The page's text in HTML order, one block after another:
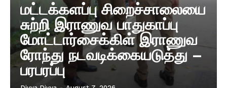
மட்டக்களப்பு சிறைச்சாலையை
சுற்றி இராணுவ பாதுகாப்பு
மோட்டார்சைக்கிள் இராணுவ
ரோந்து நடவடிக்கையடுத்து –
பரபரப்பு